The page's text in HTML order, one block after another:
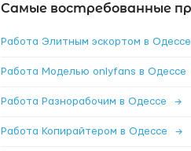
Самые востребованные
Работа Элитным эскортом в Одессе
Работа Моделью onlyfans в Одессе
Работа Разнорабочим в Одессе →
Работа Копирайтером в Одессе →